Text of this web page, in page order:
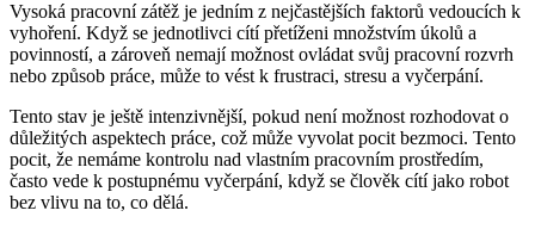
Vysoká pracovní zátěž je jedním z nejčastějších faktorů vedoucích k
vyhoření. Když se jednotlivci cítí přetíženi množstvím úkolů a
povinností, a zároveň nemají možnost ovládat svůj pracovní rozvrh
nebo způsob práce, může to vést k frustraci, stresu a vyčerpání.
Tento stav je ještě intenzivnější, pokud není možnost rozhodovat o
důležitých aspektech práce, což může vyvolat pocit bezmoci. Tento
pocit, že nemáme kontrolu nad vlastním pracovním prostředím,
často vede k postupnému vyčerpání, když se člověk cítí jako robot
bez vlivu na to, co dělá.